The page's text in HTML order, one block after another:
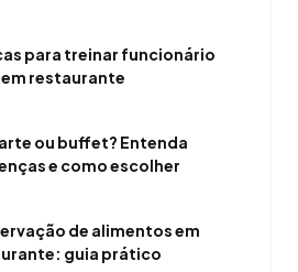
para treinar funcionário
restaurante
ou buffet? Entenda
e como escolher
de alimentos em
guia prático